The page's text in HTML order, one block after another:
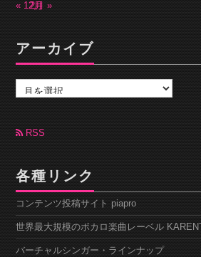
« 12月2月 »
アーカイブ
カ
ブRSS
各種リンク
コンテンツ投稿サイト piapro
世界最大規模のボカロ楽曲レーベル KARENT
バーチャルシンガー・ラインナップ